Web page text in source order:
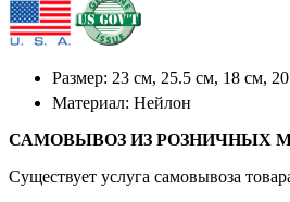
Размер: 23 см, 25.5 см, 18 см,
Материал: Нейлон
САМОВЫВОЗ ИЗ РОЗНИЧНЫХ
Существует услуга самовывоза